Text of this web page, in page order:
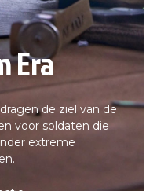
Era
de ziel van de
voor soldaten die
extreme